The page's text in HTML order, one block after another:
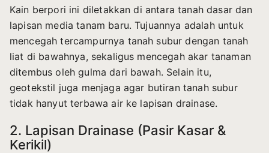
Kain berpori ini diletakkan di antara tanah dasar dan
lapisan media tanam baru. Tujuannya adalah untuk
mencegah tercampurnya tanah subur dengan tanah
liat di bawahnya, sekaligus mencegah akar tanaman
ditembus oleh gulma dari bawah. Selain itu,
geotekstil juga menjaga agar butiran tanah subur
tidak hanyut terbawa air ke lapisan drainase.
2. Lapisan Drainase (Pasir Kasar &
Kerikil)